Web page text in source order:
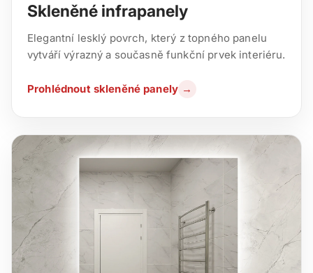
Skleněné infrapanely
Elegantní lesklý povrch, který z topného panelu
vytváří výrazný a současně funkční prvek interiéru.
Prohlédnout skleněné panely →